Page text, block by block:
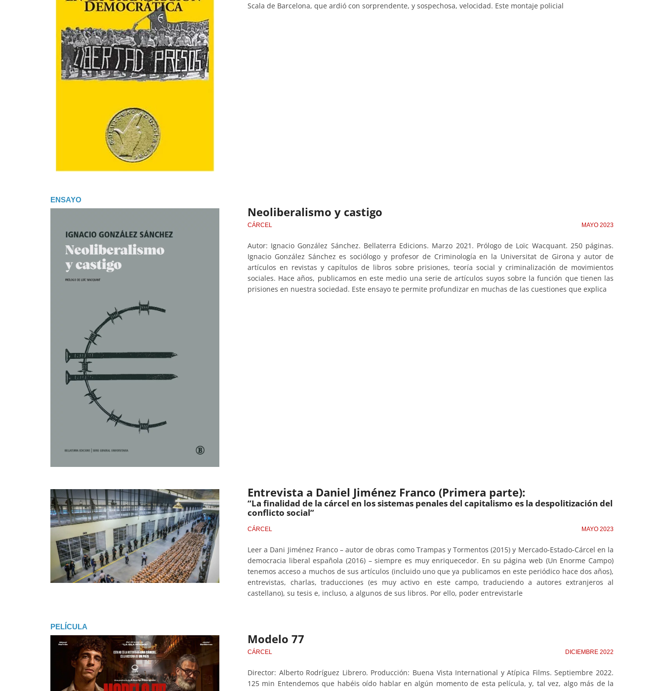
Scala de Barcelona, que ardió con sorprendente, y sospechosa, velocidad. Este montaje policial
ENSAYO
Neoliberalismo y castigo
CÁRCEL MAYO 2023
Autor: Ignacio González Sánchez. Bellaterra Edicions. Marzo 2021. Prólogo de Loïc Wacquant. 250 páginas.
Ignacio González Sánchez es sociólogo y profesor de Criminología en la Universitat de Girona y autor de
artículos en revistas y capítulos de libros sobre prisiones, teoría social y criminalización de movimientos
sociales. Hace años, publicamos en este medio una serie de artículos suyos sobre la función que tienen las
prisiones en nuestra sociedad. Este ensayo te permite profundizar en muchas de las cuestiones que explica
Entrevista a Daniel Jiménez Franco (Primera parte):
“La finalidad de la cárcel en los sistemas penales del capitalismo es la despolitización del
conflicto social”
CÁRCEL MAYO 2023
Leer a Dani Jiménez Franco – autor de obras como Trampas y Tormentos (2015) y Mercado-Estado-Cárcel en la
democracia liberal española (2016) – siempre es muy enriquecedor. En su página web (Un Enorme Campo)
tenemos acceso a muchos de sus artículos (incluido uno que ya publicamos en este periódico hace dos años),
entrevistas, charlas, traducciones (es muy activo en este campo, traduciendo a autores extranjeros al
castellano), su tesis e, incluso, a algunos de sus libros. Por ello, poder entrevistarle
PELÍCULA
Modelo 77
CÁRCEL DICIEMBRE 2022
Director: Alberto Rodríguez Librero. Producción: Buena Vista International y Atípica Films. Septiembre 2022.
125 min Entendemos que habéis oído hablar en algún momento de esta película, y, tal vez, algo más de la